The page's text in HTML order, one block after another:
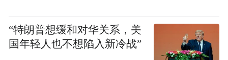
“特朗普想缓和对华关系，美
国年轻人也不想陷入新冷战”